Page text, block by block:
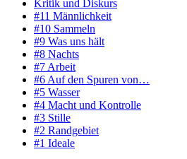
Kritik und Diskurs
#11 Männlichkeit
#10 Sammeln
#9 Was uns hält
#8 Nachts
#7 Arbeit
#6 Auf den Spuren von…
#5 Wasser
#4 Macht und Kontrolle
#3 Stille
#2 Randgebiet
#1 Ideale